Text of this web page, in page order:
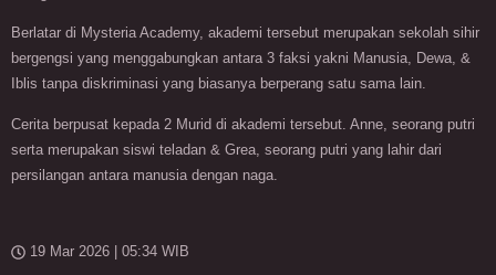
Berlatar di Mysteria Academy, akademi tersebut merupakan sekolah sihir
bergengsi yang menggabungkan antara 3 faksi yakni Manusia, Dewa, &
Iblis tanpa diskriminasi yang biasanya berperang satu sama lain.
Cerita berpusat kepada 2 Murid di akademi tersebut. Anne, seorang putri
serta merupakan siswi teladan & Grea, seorang putri yang lahir dari
persilangan antara manusia dengan naga.
19 Mar 2026 | 05:34 WIB